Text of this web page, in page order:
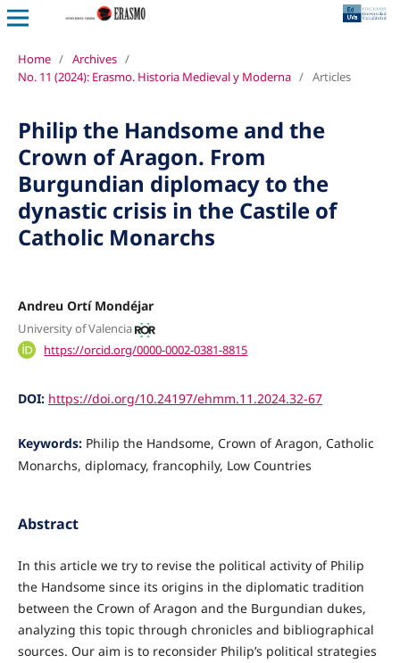
Home / Archives /
No. 11 (2024): Erasmo. Historia Medieval y Moderna / Articles
Philip the Handsome and the
Crown of Aragon. From
Burgundian diplomacy to the
dynastic crisis in the Castile of
Catholic Monarchs
Andreu Ortí Mondéjar
University of Valencia
https://orcid.org/0000-0002-0381-8815
DOI: https://doi.org/10.24197/ehmm.11.2024.32-67
Keywords: Philip the Handsome, Crown of Aragon, Catholic
Monarchs, diplomacy, francophily, Low Countries
Abstract
In this article we try to revise the political activity of Philip
the Handsome since its origins in the diplomatic tradition
between the Crown of Aragon and the Burgundian dukes,
analyzing this topic through chronicles and bibliographical
sources. Our aim is to reconsider Philip’s political strategies